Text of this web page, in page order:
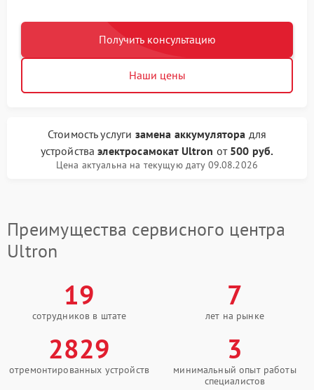
Получить консультацию
Наши цены
Стоимость услуги замена аккумулятора для
устройстваэлектросамокат Ultron от 500 руб.
Цена актуальна на текущую дату 09.08.2026
Преимущества сервисного центра
Ultron
19
сотрудников в штате
7
лет на рынке
2829
отремонтированных устройств
3
минимальный опыт работы
специалистов